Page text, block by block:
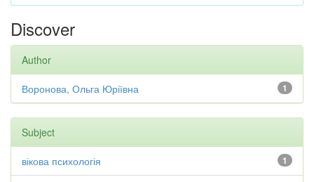
Discover
Author
1
Воронова, Ольга Юріївна
Subject
1
вікова психологія